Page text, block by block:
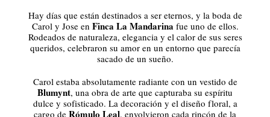
Hay días que están destinados a ser eternos, y la boda de
Carol y Jose en Finca La Mandarina fue uno de ellos.
Rodeados de naturaleza, elegancia y el calor de sus seres
queridos, celebraron su amor en un entorno que parecía
sacado de un sueño.
Carol estaba absolutamente radiante con un vestido de
Blumynt, una obra de arte que capturaba su espíritu
dulce y sofisticado. La decoración y el diseño floral, a
cargo de Rómulo Leal, envolvieron cada rincón de la